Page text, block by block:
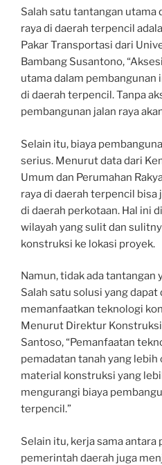
Salah satu tantangan utama
raya di daerah terpencil
Pakar Transportasi dari
Bambang Susantono,
utama dalam
di daerah terpencil. Tanpa
pembangunan jalan raya
Selain itu, biaya
serius. Menurut data dari
Umum dan Perumahan
raya di daerah terpencil bisa
di daerah perkotaan. Hal ini
wilayah yang sulit dan
konstruksi ke lokasi proyek.
Namun, tidak ada tantangan
Salah satu solusi yang
memanfaatkan teknologi
Menurut Direktur Konstruksi
Santoso, “Pemanfaatan
pemadatan tanah yang lebih
material konstruksi yang
mengurangi biaya
terpencil.”
Selain itu, kerja sama
pemerintah daerah juga